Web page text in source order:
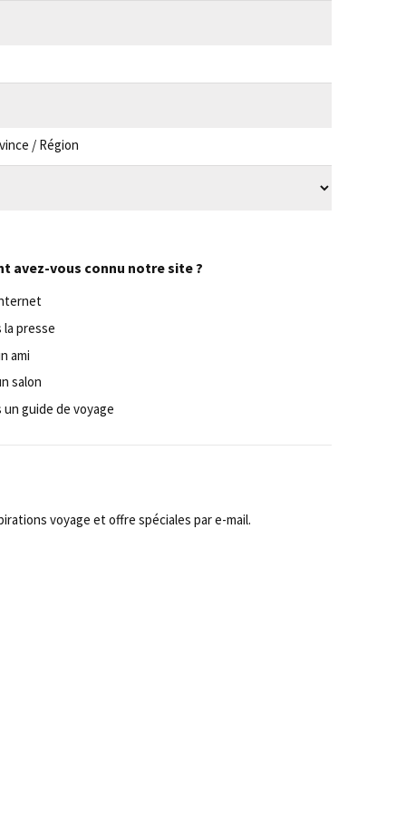
/ Région
avez-vous connu notre site ?
la presse
ami
salon
un guide de voyage
voyage et offre spéciales par e-mail.